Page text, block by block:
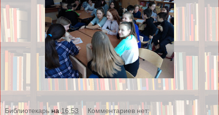
Библиотекарь на16:53 Комментариев нет: